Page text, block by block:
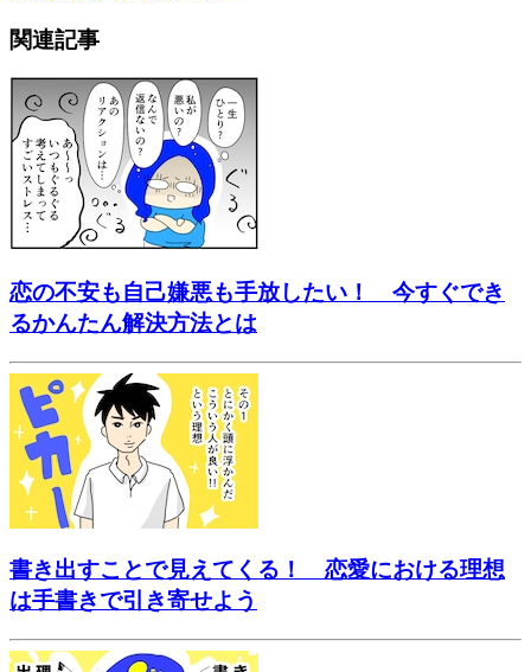
関連記事
恋の不安も自己嫌悪も手放したい！ 今すぐでき
るかんたん解決方法とは
書き出すことで見えてくる！ 恋愛における理想
は手書きで引き寄せよう